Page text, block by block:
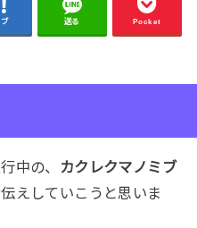
ブ 送る Pocket
中の、
カクレクマノミブ
えしていこうと思いま